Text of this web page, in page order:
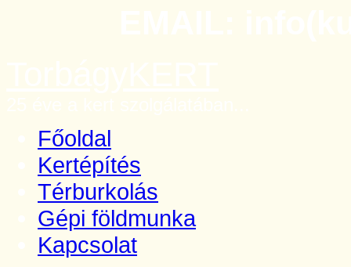
Főoldal
Kertépítés
Térburkolás
Gépi földmunka
Kapcsolat